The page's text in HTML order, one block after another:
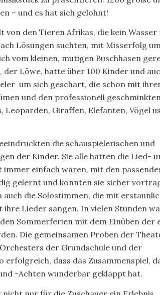
– und es hat sich gelohnt!
von den Tieren Afrikas, die kein Wasser
Lösungen suchten, mit Misserfolg
vom kleinen, mutigen Buschhasen
der Löwe, hatte über 100 Kinder und
um sich geschart, die schon mit
und den professionell
Leoparden, Giraffen, Elefanten, Vögel
die schauspielerischen und
der Kinder. Sie alle hatten die Lied-
immer einfach waren, mit den
gelernt und konnten sie sicher
auch die Solostimmen, die mit
ihre Lieder sangen. In vielen Stunden
Sommerferien mit dem Einüben der
Die gemeinsamen Proben der
der Grundschule und der
erfolgreich, dass das Zusammenspiel,
-Achten wunderbar geklappt hat.